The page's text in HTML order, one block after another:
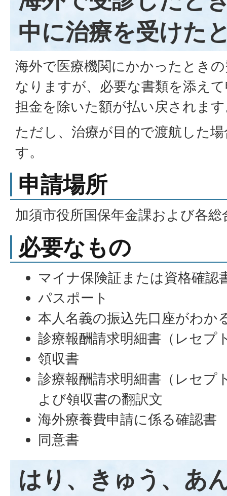
中に治療を受けた
海外で医療機関にかかったとき
なりますが、必要な書類を添え
担金を除いた額が払い戻されま
ただし、治療が目的で渡航した
す。
申請場所
加須市役所国保年金課および各
必要なもの
マイナ保険証または資格確認
パスポート
本人名義の振込先口座がわか
診療報酬請求明細書（レセプ
領収書
診療報酬請求明細書（レセプ
よび領収書の翻訳文
海外療養費申請に係る確認書
同意書
はり、きゅう、あ